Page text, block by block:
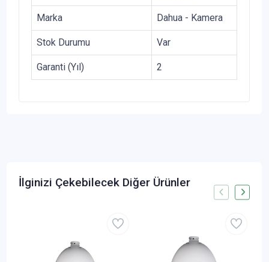
Marka Dahua - Kamera
Stok Durumu Var
Garanti (Yıl) 2
İlginizi Çekebilecek Diğer Ürünler